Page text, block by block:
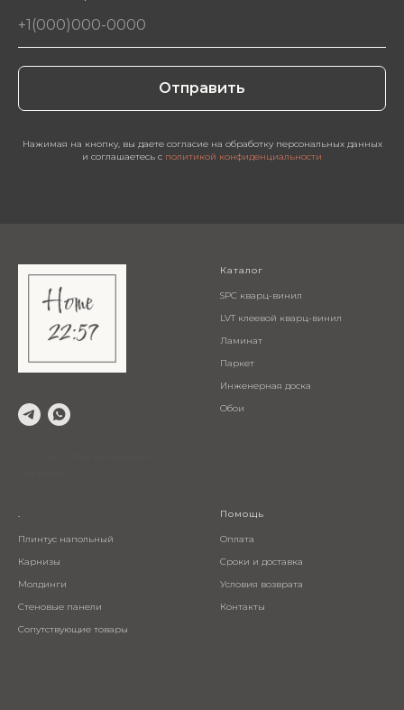
Отправить
Нажимая на кнопку, вы даете согласие на обработку персональных данных
и соглашаетесь c политикой конфиденциальности
Каталог
SPC кварц-винил
LVT клеевой кварц-винил
Ламинат
Паркет
Инженерная доска
Обои
.
Плинтус напольный
Карнизы
Молдинги
Стеновые панели
Сопутствующие товары
Помощь
Оплата
Сроки и доставка
Условия возврата
Контакты